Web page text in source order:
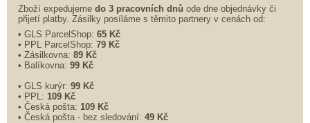
Zboží expedujeme do 3 pracovních dnů ode dne objednávky či
přijetí platby. Zásilky posíláme s těmito partnery v cenách od:
• GLS ParcelShop: 65 Kč
• PPL ParcelShop: 79 Kč
• Zásilkovna: 89 Kč
• Balíkovna: 99 Kč
• GLS kurýr: 99 Kč
• PPL: 109 Kč
• Česká pošta: 109 Kč
• Česká pošta - bez sledování: 49 Kč